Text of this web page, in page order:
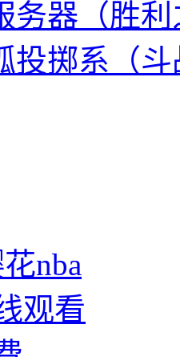
务器（胜
投掷系（